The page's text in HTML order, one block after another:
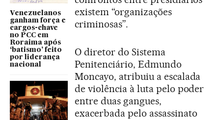
Venezuelanos
ganham força e
cargos-chave
no PCC em
Roraima após
‘batismo’ feito
por liderança
nacional
existem “organizações
criminosas”.
O diretor do Sistema
Penitenciário, Edmundo
Moncayo, atribuiu a escalada
de violência à luta pelo poder
entre duas gangues,
exacerbada pelo assassinato